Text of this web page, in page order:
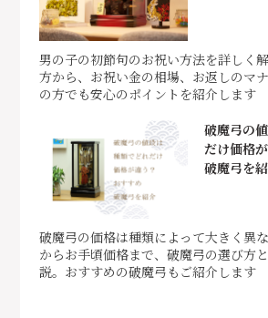
男の子の初節句のお祝い方法を詳しく
方から、お祝い金の相場、お返しのマ
の方でも安心のポイントを紹介します
破魔弓の
だけ価格
破魔弓を
破魔弓の価格は種類によって大きく異
からお手頃価格まで、破魔弓の選び方
説。おすすめの破魔弓もご紹介します